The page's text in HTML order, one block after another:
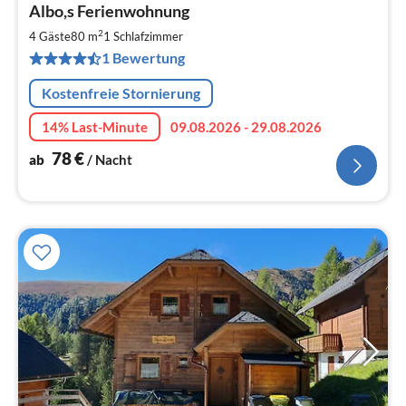
Albo,s Ferienwohnung
4 Gäste80 m21 Schlafzimmer
1 Bewertung
Kostenfreie Stornierung
14% Last-Minute
09.08.2026 - 29.08.2026
ab 78€/ Nacht